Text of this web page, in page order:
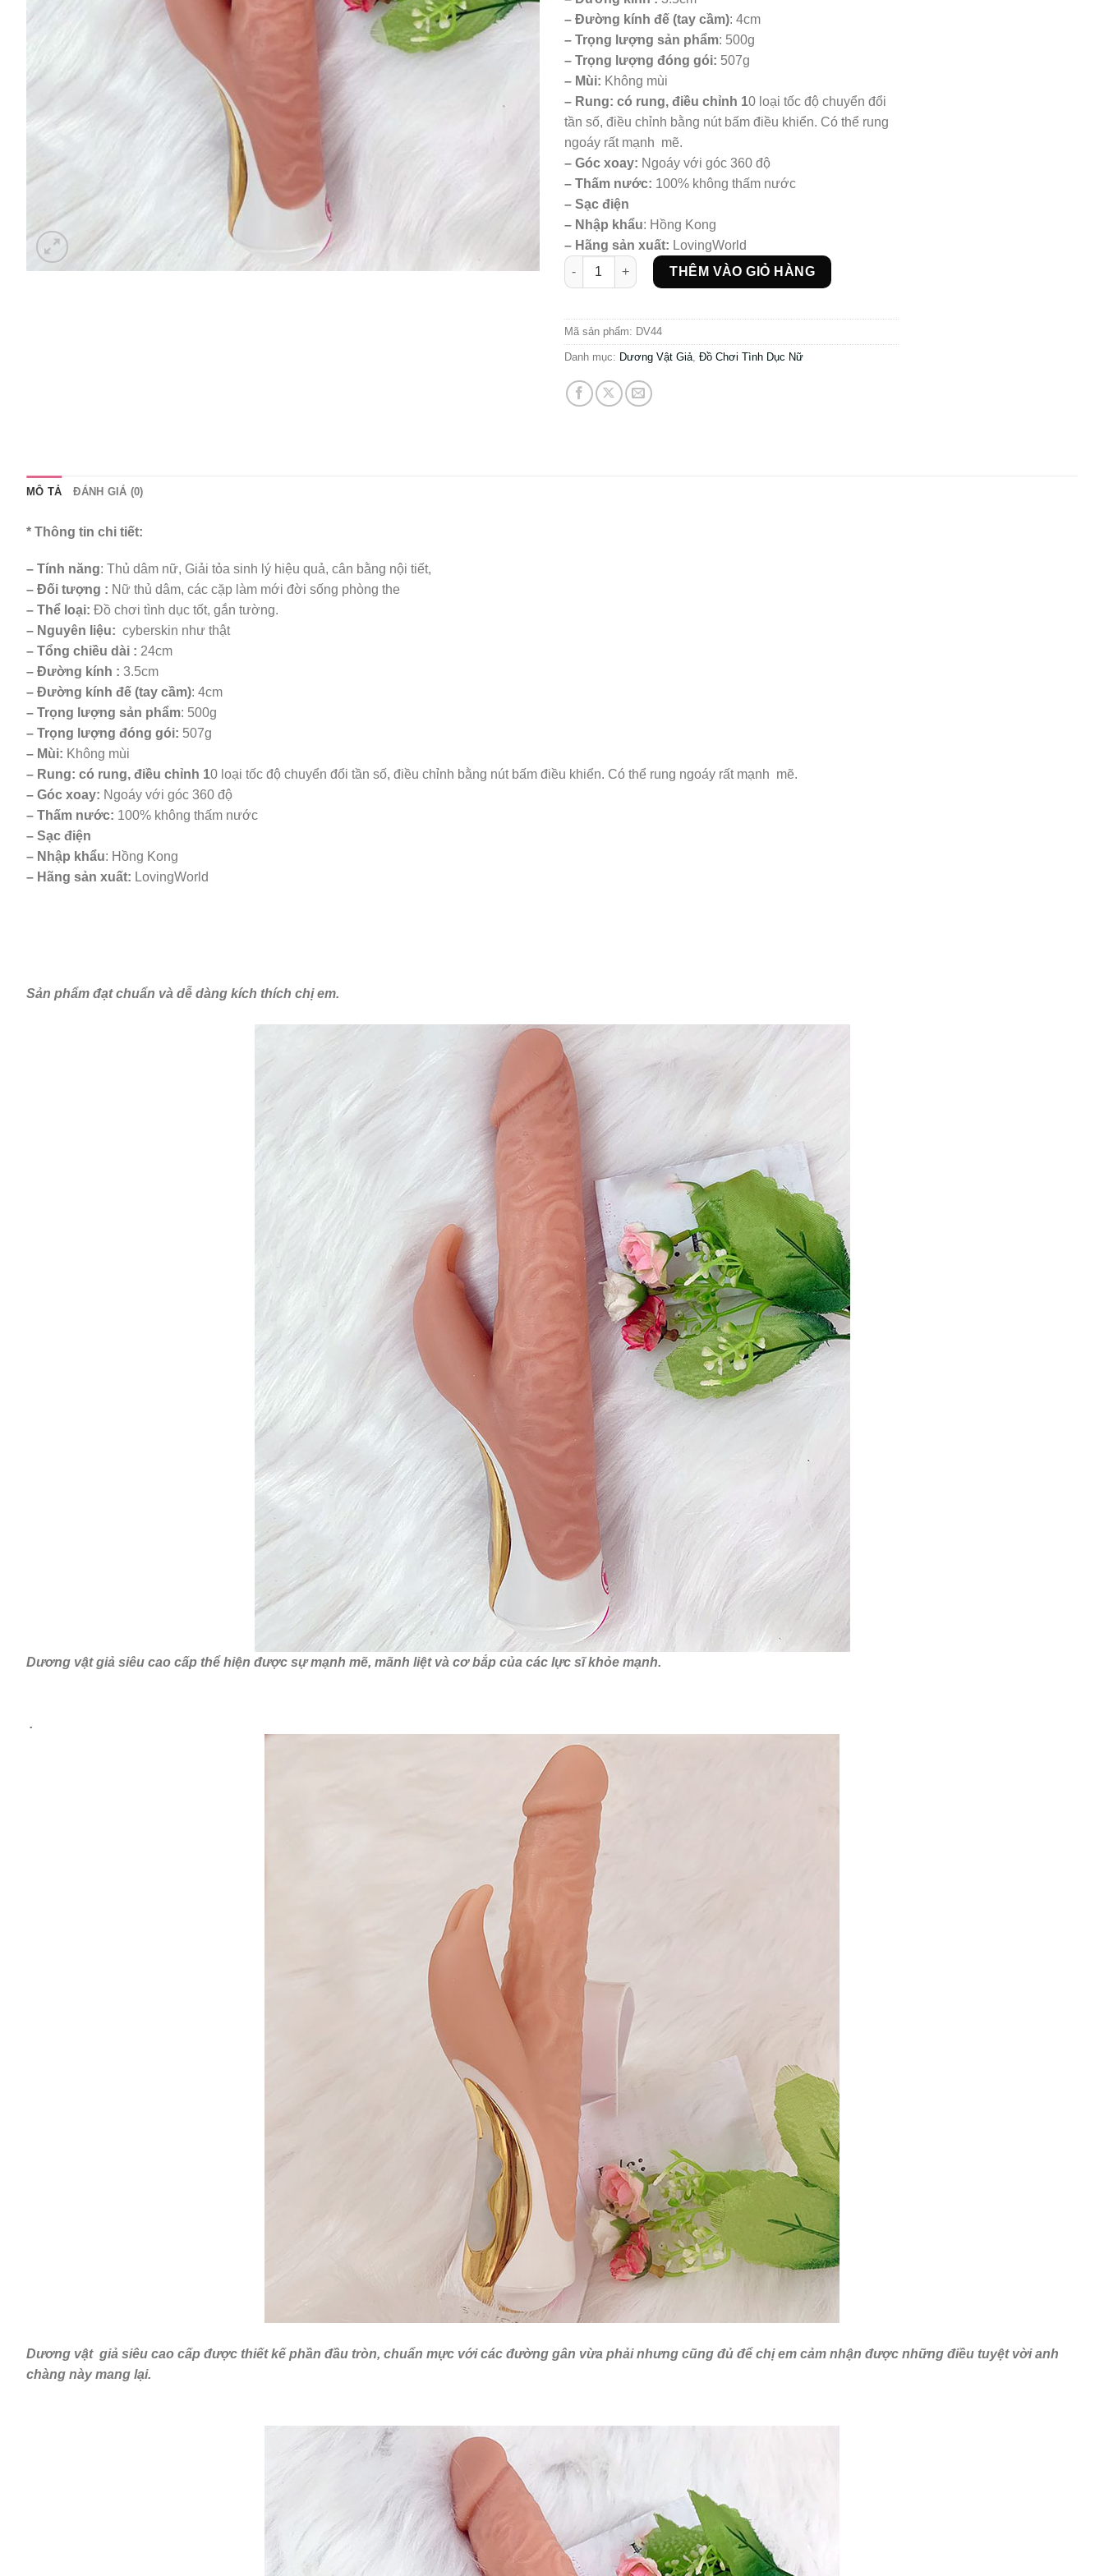
– Đường kính đế (tay cầm): 4cm
– Trọng lượng sản phẩm: 500g
– Trọng lượng đóng gói: 507g
– Mùi: Không mùi
– Rung: có rung, điều chỉnh 10 loại tốc độ chuyển đổi
tần số, điều chỉnh bằng nút bấm điều khiển. Có thể rung
ngoáy rất mạnh mẽ.
– Góc xoay: Ngoáy với góc 360 độ
– Thấm nước: 100% không thấm nước
– Sạc điện
– Nhập khẩu: Hồng Kong
– Hãng sản xuất: LovingWorld
Dương vật siêu cao cấp số lượng
THÊM VÀO GIỎ HÀNG
Mã sản phẩm: DV44
Danh mục: Dương Vật Giả Đồ Chơi Tình Dục Nữ
MÔ TẢ ĐÁNH GIÁ (0)
* Thông tin chi tiết:
– Tính năng: Thủ dâm nữ, Giải tỏa sinh lý hiệu quả, cân bằng nội tiết,
– Đối tượng : Nữ thủ dâm, các cặp làm mới đời sống phòng the
– Thể loại: Đồ chơi tình dục tốt, gắn tường.
– Nguyên liệu: cyberskin như thật
– Tổng chiều dài : 24cm
– Đường kính : 3.5cm
– Đường kính đế (tay cầm): 4cm
– Trọng lượng sản phẩm: 500g
– Trọng lượng đóng gói: 507g
– Mùi: Không mùi
– Rung: có rung, điều chỉnh 10 loại tốc độ chuyển đổi tần số, điều chỉnh bằng nút bấm điều khiển. Có thể rung ngoáy rất mạnh mẽ.
– Góc xoay: Ngoáy với góc 360 độ
– Thấm nước: 100% không thấm nước
– Sạc điện
– Nhập khẩu: Hồng Kong
– Hãng sản xuất: LovingWorld
Sản phẩm đạt chuẩn và dễ dàng kích thích chị em.
Dương vật giả siêu cao cấp thể hiện được sự mạnh mẽ, mãnh liệt và cơ bắp của các lực sĩ khỏe mạnh.
.
Dương vật giả siêu cao cấp được thiết kế phần đầu tròn, chuẩn mực với các đường gân vừa phải nhưng cũng đủ để chị em cảm nhận được những điều tuyệt vời anh
chàng này mang lại.